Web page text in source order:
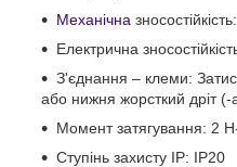
Механічна
Електрична
З'єднання – клеми:
або нижня жорсткий дріт
Момент затягування: 2
Ступінь захисту IP: IP20